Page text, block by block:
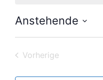
w
i
Anstehende
t
m
Vorherige